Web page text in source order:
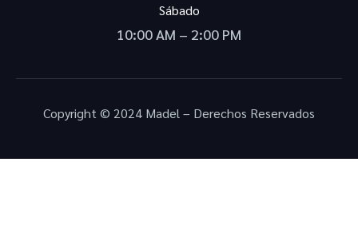
Sábado
10:00 AM – 2:00 PM
Copyright © 2024 Madel – Derechos Reservados